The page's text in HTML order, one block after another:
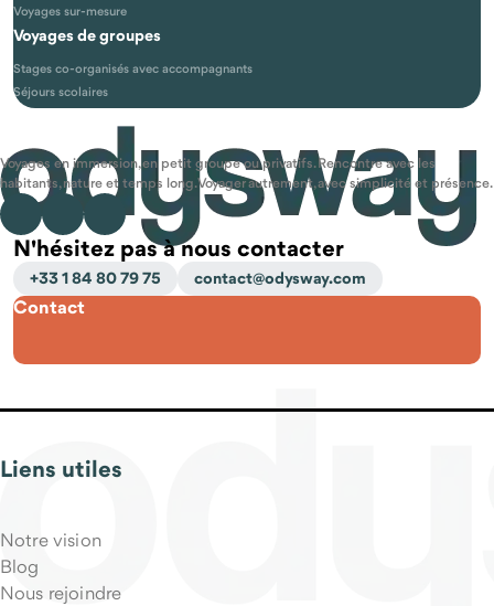
Voyages sur-mesure
Voyages de groupes
Stages co-organisés avec accompagnants
Séjours scolaires
Voyages en immersion, en petit groupe ou privatifs. Rencontre avec les
habitants, nature et temps long. Voyager autrement, avec simplicité et présence.
N'hésitez pas à nous contacter
+33 1 84 80 79 75 contact@odysway.com
Contact
Liens utiles
Notre vision
Blog
Nous rejoindre